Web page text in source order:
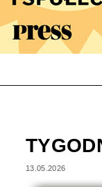
13.05.2026